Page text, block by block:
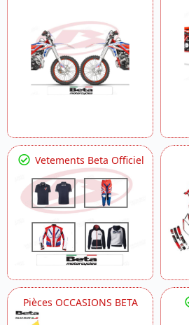
Vetements Beta Officiel
Pièces OCCASIONS BETA